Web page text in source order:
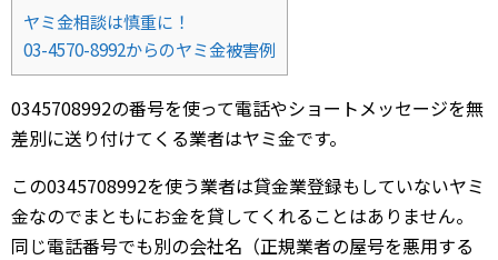
ヤミ金相談は慎重に！
03-4570-8992からのヤミ金被害例
0345708992の番号を使って電話やショートメッセージを無
差別に送り付けてくる業者はヤミ金です。
この0345708992を使う業者は貸金業登録もしていないヤミ
金なのでまともにお金を貸してくれることはありません。
同じ電話番号でも別の会社名（正規業者の屋号を悪用する